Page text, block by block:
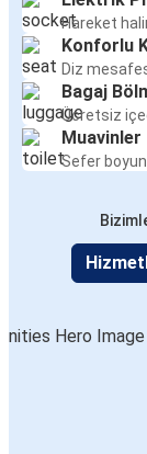
Hareket
Konforlu
Diz
Bagaj
Ücretsiz
Muavinler
Sefer